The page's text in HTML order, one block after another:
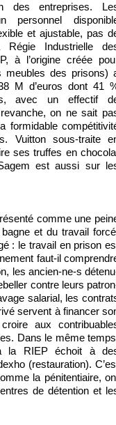
des entreprises.
et ajustable, pas
Industrielle
à l’origine créée
meubles des prisons)
M d’euros dont 41
avec un effectif
on ne sait
formidable
Vuitton sous-traite
ses truffes en
est aussi sur
comme une
bagne et du travail
: le travail en prison
faut-il
les ancien-ne-s
contre leurs
salarial, les
servent à financer
aux
Dans le même
la RIEP échoit à
(restauration).
la pénitentiaire,
de détention et